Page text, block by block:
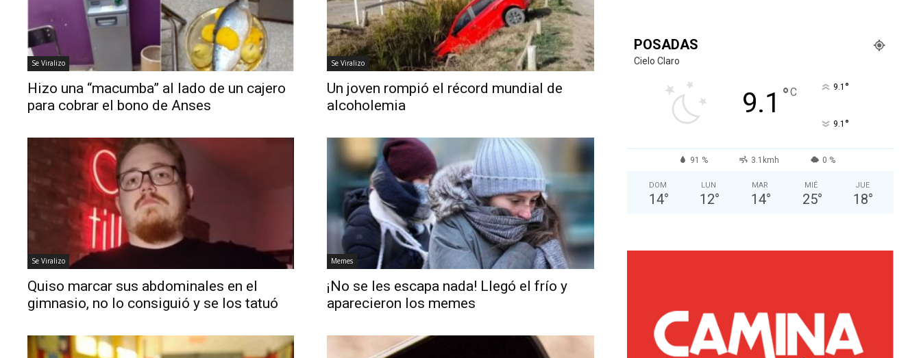
Se Viralizo
Hizo una “macumba” al lado de un cajero
para cobrar el bono de Anses
Se Viralizo
Un joven rompió el récord mundial de
alcoholemia
Se Viralizo
Quiso marcar sus abdominales en el
gimnasio, no lo consiguió y se los tatuó
Memes
¡No se les escapa nada! Llegó el frío y
aparecieron los memes
POSADAS
Cielo Claro
9.1 °C 9.1 °
9.1 °
91 % 3.1kmh 0 %
DOM
14°
LUN
12°
MAR
14°
MIÉ
25°
JUE
18°